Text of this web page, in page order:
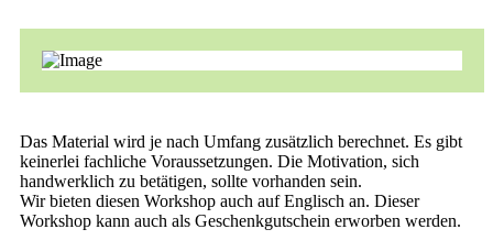
Das Material wird je nach Umfang zusätzlich berechnet. Es gibt
keinerlei fachliche Voraussetzungen. Die Motivation, sich
handwerklich zu betätigen, sollte vorhanden sein.
Wir bieten diesen Workshop auch auf Englisch an. Dieser
Workshop kann auch als Geschenkgutschein erworben werden.